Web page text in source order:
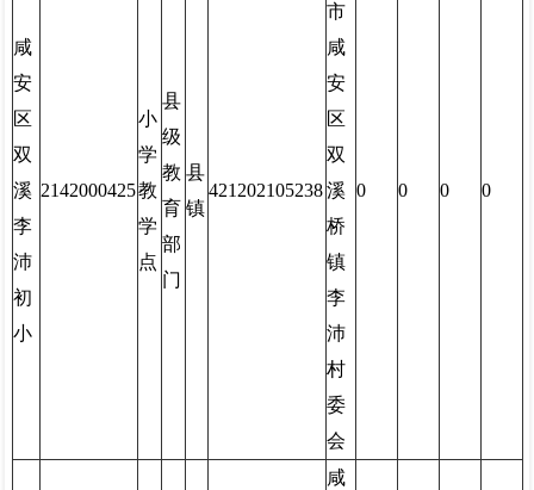
咸
安
区
双
溪
李
沛
初
小
2142000425
小
学
教
学
点
县
级
教
育
部
门
县
镇
421202105238
市
咸
安
区
双
溪
桥
镇
李
沛
村
委
会
0 0 0 0
咸